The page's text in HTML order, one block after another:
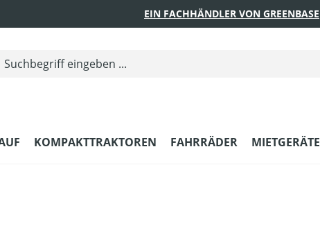
EIN FACHHÄNDLER VON GREENBASE
KOMPAKTTRAKTOREN FAHRRÄDER MIETGERÄTE